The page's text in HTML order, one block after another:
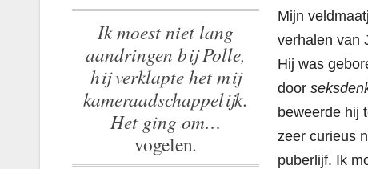
Ik moest niet lang
aandringen bij Polle,
hij verklapte het mij
kameraadschappelijk.
Het ging om…
vogelen.
Mijn
verhalen van
Hij was
door
beweerde hij
zeer curieus
puberlijf. Ik